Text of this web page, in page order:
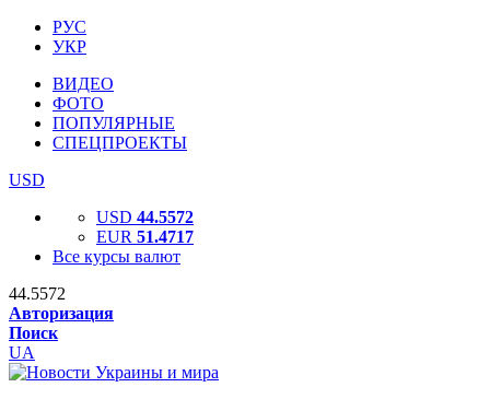
РУС
УКР
ВИДЕО
ФОТО
ПОПУЛЯРНЫЕ
СПЕЦПРОЕКТЫ
USD
USD 44.5572
EUR 51.4717
Все курсы валют
44.5572
Авторизация
Поиск
UA